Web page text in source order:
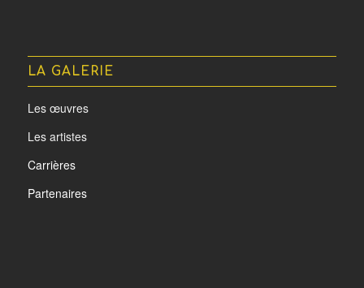
LA GALERIE
Les œuvres
Les artistes
Carrières
Partenaires